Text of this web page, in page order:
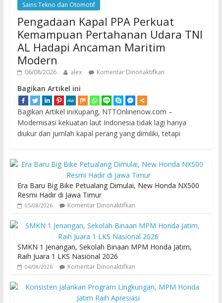
Sains Tekno dan Otomotif
Pengadaan Kapal PPA Perkuat
Kemampuan Pertahanan Udara TNI
AL Hadapi Ancaman Maritim
Modern
06/08/2026 alex Komentar Dinonaktifkan
Bagikan Artikel ini
Bagikan Artikel iniKupang, NTTOnlinenow.com –
Modernisasi kekuatan laut Indonesia tidak lagi hanya
diukur dari jumlah kapal perang yang dimiliki, tetapi
Era Baru Big Bike Petualang Dimulai, New Honda NX500
Resmi Hadir di Jawa Timur
05/08/2026 Komentar Dinonaktifkan
SMKN 1 Jenangan, Sekolah Binaan MPM Honda Jatim,
Raih Juara 1 LKS Nasional 2026
04/08/2026 Komentar Dinonaktifkan